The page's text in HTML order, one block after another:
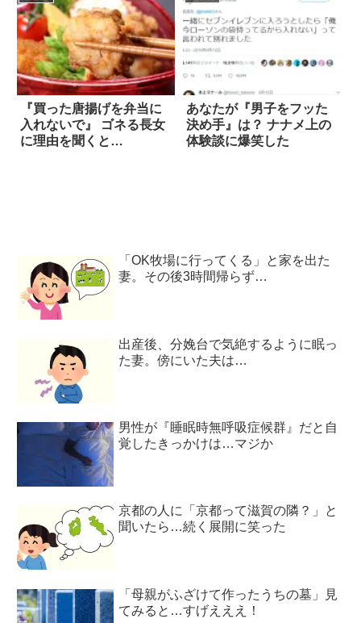
『買った唐揚げを弁当に
入れないで』 ゴネる長女
に理由を聞くと…
あなたが『男子をフッた
決め手』は？ ナナメ上の
体験談に爆笑した
「OK牧場に行ってくる」と家を出た
妻。その後3時間帰らず…
出産後、分娩台で気絶するように眠っ
た妻。傍にいた夫は…
男性が『睡眠時無呼吸症候群』だと自
覚したきっかけは…マジか
京都の人に「京都って滋賀の隣？」と
聞いたら…続く展開に笑った
「母親がふざけて作ったうちの墓」見
てみると…すげえええ！